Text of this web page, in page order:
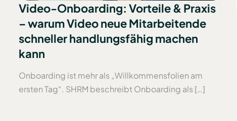
Video-Onboarding: Vorteile & Praxis
– warum Video neue Mitarbeitende
schneller handlungsfähig machen
kann
Onboarding ist mehr als „Willkommensfolien am
ersten Tag“. SHRM beschreibt Onboarding als […]